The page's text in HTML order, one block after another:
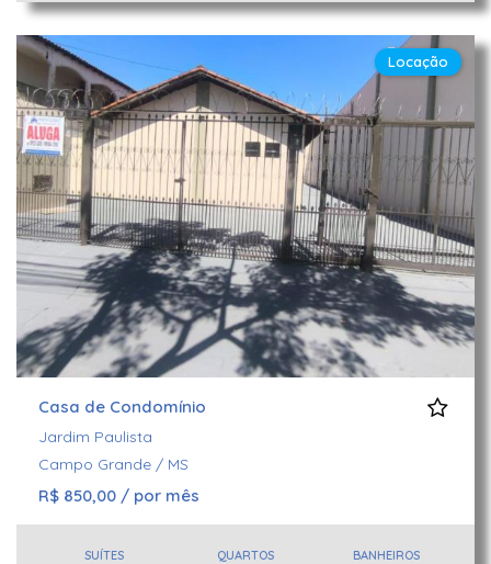
Locação
Casa de Condomínio
Jardim Paulista
Campo Grande / MS
R$ 850,00 / por mês
SUÍTES QUARTOS BANHEIROS